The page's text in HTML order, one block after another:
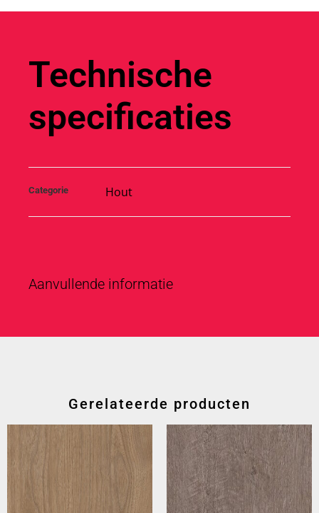
Technische
specificaties
Categorie Hout
Aanvullende informatie
Gerelateerde producten